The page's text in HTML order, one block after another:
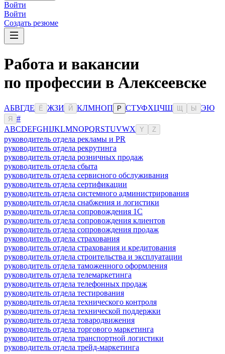
Войти
Войти
Создать резюме
Работа и вакансии
по профессии в Алексеевске
АБВГДЕ Ё ЖЗИ Й КЛМНОП Р СТУФХЦЧШ Ы ЭЮ
Я
#
ABCDEFGHIJKLMNOPQRSTUVWX Y Z
руководитель отдела рекламы и PR
руководитель отдела рекрутинга
руководитель отдела розничных продаж
руководитель отдела сбыта
руководитель отдела сервисного обслуживания
руководитель отдела сертификации
руководитель отдела системного администрирования
руководитель отдела снабжения и логистики
руководитель отдела сопровождения 1С
руководитель отдела сопровождения клиентов
руководитель отдела сопровождения продаж
руководитель отдела страхования
руководитель отдела страхования и кредитования
руководитель отдела строительства и эксплуатации
руководитель отдела таможенного оформления
руководитель отдела телемаркетинга
руководитель отдела телефонных продаж
руководитель отдела тестирования
руководитель отдела технического контроля
руководитель отдела технической поддержки
руководитель отдела товародвижения
руководитель отдела торгового маркетинга
руководитель отдела транспортной логистики
руководитель отдела трейд-маркетинга